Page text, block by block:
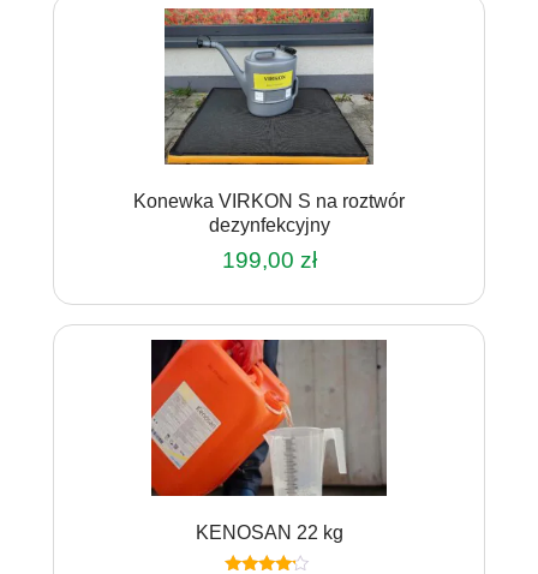
Konewka VIRKON S na roztwór
dezynfekcyjny
199,00 zł
KENOSAN 22 kg